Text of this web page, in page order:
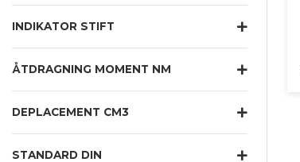
INDIKATOR STIFT
ÅTDRAGNING MOMENT NM
DEPLACEMENT CM3
STANDARD DIN